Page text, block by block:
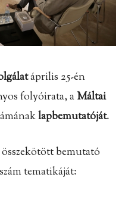
április 25-én
folyóirata, aMáltai
lapbemutatóját.
bemutató
tematikáját: